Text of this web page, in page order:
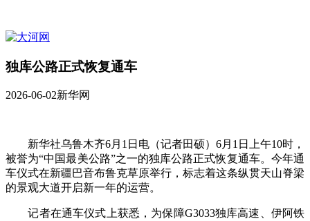
独库公路正式恢复通车
2026-06-02新华网
新华社乌鲁木齐6月1日电（记者田硕）6月1日上午10时，
被誉为“中国最美公路”之一的独库公路正式恢复通车。今年通
车仪式在新疆巴音布鲁克草原举行，标志着这条纵贯天山脊梁
的景观大道开启新一年的运营。
记者在通车仪式上获悉，为保障G3033独库高速、伊阿铁